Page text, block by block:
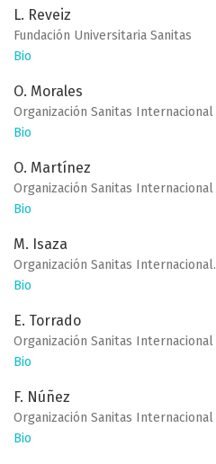
L. Reveiz
Fundación Universitaria Sanitas
Bio
O. Morales
Organización Sanitas Internacional
Bio
O. Martínez
Organización Sanitas Internacional
Bio
M. Isaza
Organización Sanitas Internacional.
Bio
E. Torrado
Organización Sanitas Internacional
Bio
F. Núñez
Organización Sanitas Internacional
Bio